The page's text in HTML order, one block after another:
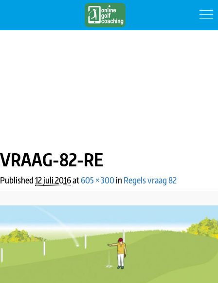
VRAAG-82-RE
Published12 juli 2016at605 × 300in Regels vraag 82